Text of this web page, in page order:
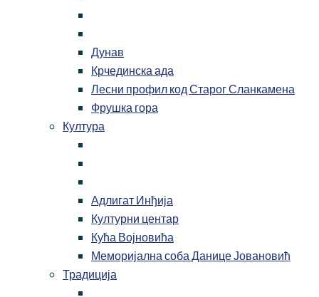
Дунав
Крчединска ада
Лесни профил код Старог Сланкамена
Фрушка гора
Култура
Адлигат Инђија
Културни центар
Кућа Војновића
Меморијална соба Данице Јовановић
Традиција